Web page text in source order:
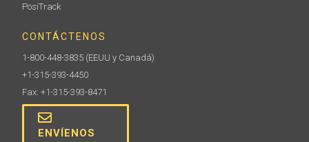
PosiTrack
CONTÁCTENOS
1-800-448-3835 (EEUU y Canadá)
+1-315-393-4450
Fax: +1-315-393-8471
ENVÍENOS